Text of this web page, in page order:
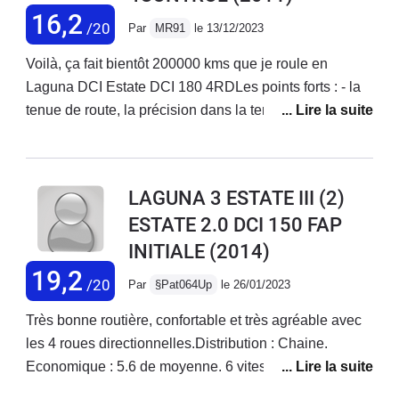
16,2 /20 Par MR91 le 13/12/2023
Voilà, ça fait bientôt 200000 kms que je roule en
Laguna DCI Estate DCI 180 4RDLes points forts : - la
tenue de route, la précision dans la tenue de
10 ans que je l'ai, elle m' éclate toujours autant ! - le
rapports 1-2-3 nous n'avons pas les 400 Nm,
dommage- Conso, au quotidien (route / ville) je tourne
à 6.8 - 7L. Sur autoroute on peut descendre à 6.5 voir
moins en faisant attention - freinage très efficace-
vehicule break, super pratique pour charger- Fiabilité /
usure: j'ai eu le capteur de compresseur de clim HS
(donc comp à changer), usure disques AV/AR un peu
trop rapide (100 Kkms, j'en suis à la 2ème monte),
19,2 /20
LAGUNA 3 ESTATE III (2)
ESTATE 2.0 DCI 150 FAP
INITIALE (2014)
Par §Pat064Up le 26/01/2023
Très bonne routière, confortable et très agréable avec
les 4 roues directionnelles.Distribution : Chaine.
Economique : 5.6 de moyenne. 6 vitesses. Belle